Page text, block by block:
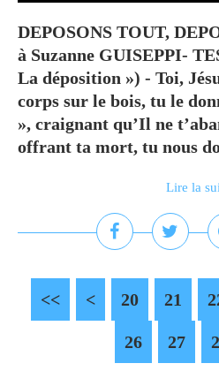
DEPOSONS TOUT,
à Suzanne GUISEPPI-
La déposition ») - Toi,
corps sur le bois, tu le
», craignant qu’Il ne
offrant ta mort, tu nous
Lire la
<< < 10
20 21
26 27